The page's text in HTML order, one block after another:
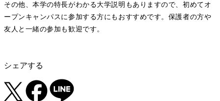
その他、本学の特長がわかる大学説明もありますので、初めてオ
ープンキャンパスに参加する方にもおすすめです。保護者の方や
友人と一緒の参加も歓迎です。
シェアする